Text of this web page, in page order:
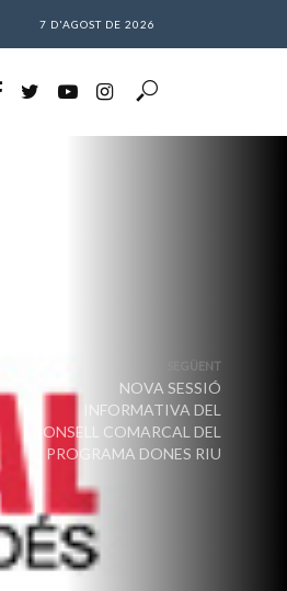
7 D'AGOST DE 2026
SEGÜENT
NOVA SESSIÓ
INFORMATIVA DEL
CONSELL COMARCAL DEL
PROGRAMA DONES RIU